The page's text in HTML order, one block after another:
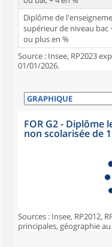
Diplôme de
supérieur de niveau bac
ou plus en %
Source : Insee, RP2023
01/01/2026.
FOR G2 - Diplôme
non scolarisée de
Sources : Insee, RP2012,
principales, géographie